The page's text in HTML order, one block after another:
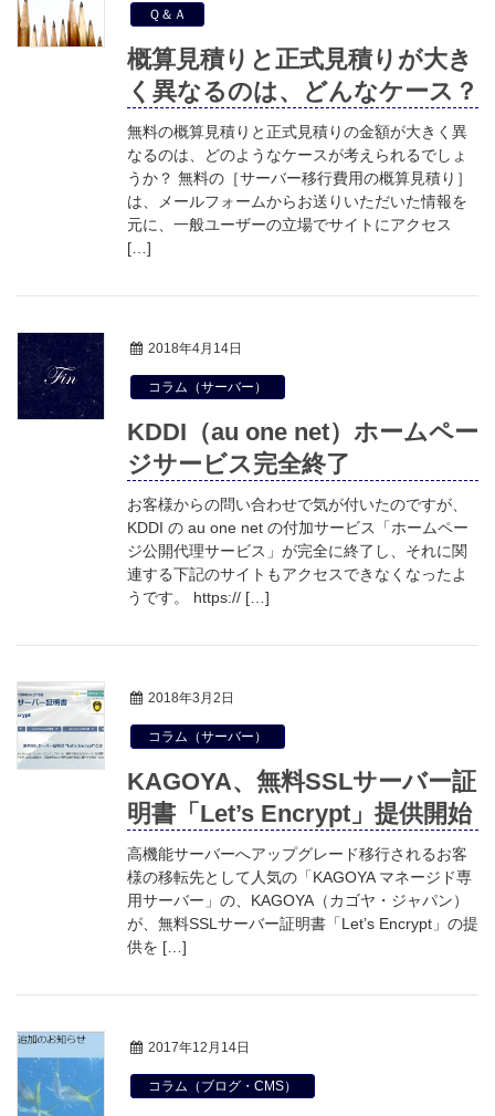
Ｑ＆Ａ
概算見積りと正式見積りが大き
く異なるのは、どんなケース？
無料の概算見積りと正式見積りの金額が大きく異
なるのは、どのようなケースが考えられるでしょ
うか？ 無料の［サーバー移行費用の概算見積り］
は、メールフォームからお送りいただいた情報を
元に、一般ユーザーの立場でサイトにアクセス
[…]
2018年4月14日
コラム（サーバー）
KDDI（au one net）ホームペー
ジサービス完全終了
お客様からの問い合わせで気が付いたのですが、
KDDI の au one net の付加サービス「ホームペー
ジ公開代理サービス」が完全に終了し、それに関
連する下記のサイトもアクセスできなくなったよ
うです。 https:// […]
2018年3月2日
コラム（サーバー）
KAGOYA、無料SSLサーバー証
明書「Let’s Encrypt」提供開始
高機能サーバーへアップグレード移行されるお客
様の移転先として人気の「KAGOYA マネージド専
用サーバー」の、KAGOYA（カゴヤ・ジャパン）
が、無料SSLサーバー証明書「Let’s Encrypt」の提
供を […]
2017年12月14日
コラム（ブログ・CMS）